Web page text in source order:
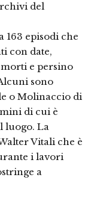
del
163 episodi che
con date,
e persino
sono
o Molinaccio di
di cui è
luogo. La
Vitali che è
i lavori
a